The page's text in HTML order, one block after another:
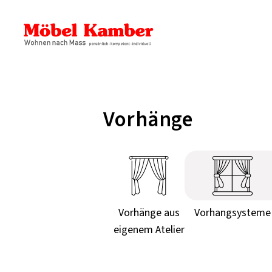
Vorhänge
Vorhänge aus
eigenem Atelier
Vorhangsysteme